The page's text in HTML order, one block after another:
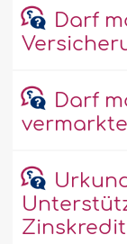
Darf
Darf